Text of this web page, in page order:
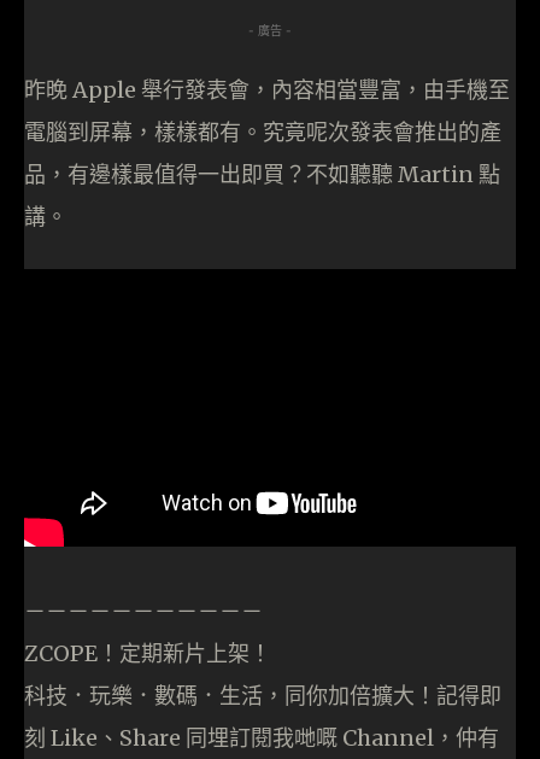
- 廣告 -
昨晚 Apple 舉行發表會，內容相當豐富，由手機至
電腦到屏幕，樣樣都有。究竟呢次發表會推出的產
品，有邊樣最值得一出即買？不如聽聽 Martin 點
講。
－－－－－－－－－－－
ZCOPE！定期新片上架！
科技．玩樂．數碼．生活，同你加倍擴大！記得即
刻 Like、Share 同埋訂閱我哋嘅 Channel，仲有